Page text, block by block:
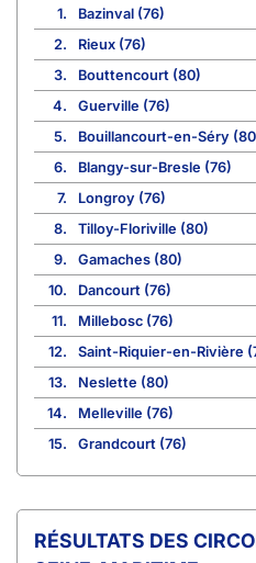
1.
Bazinval (76)
2.
Rieux (76)
3.
Bouttencourt (80)
4.
Guerville (76)
5.
Bouillancourt-en-Séry
6.
Blangy-sur-Bresle (76)
7.
Longroy (76)
8.
Tilloy-Floriville (80)
9.
Gamaches (80)
10.
Dancourt (76)
11.
Millebosc (76)
12.
Saint-Riquier-en-Rivière
13.
Neslette (80)
14.
Melleville (76)
15.
Grandcourt (76)